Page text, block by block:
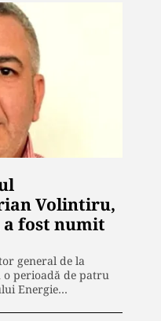
Volintiru,
a fost numit
general de la
o perioadă de patru
Energie…